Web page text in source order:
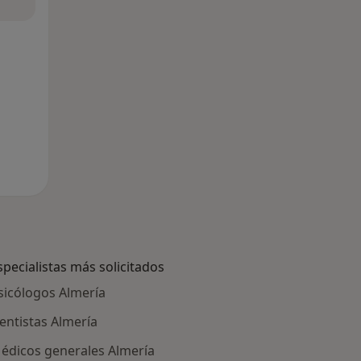
más solicitados
Almería
Almería
generales Almería